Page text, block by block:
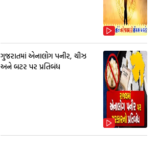
ગુજરાતમાં એનાલોગ પનીર, ચીઝ
અને બટર પર પ્રતિબંધ